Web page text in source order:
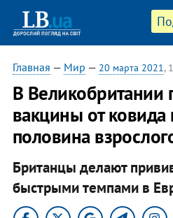
Главная — Мир — 20 марта 2021,
В Великобритании
вакцины от ковида
половина
Британцы делают
быстрыми темпами в